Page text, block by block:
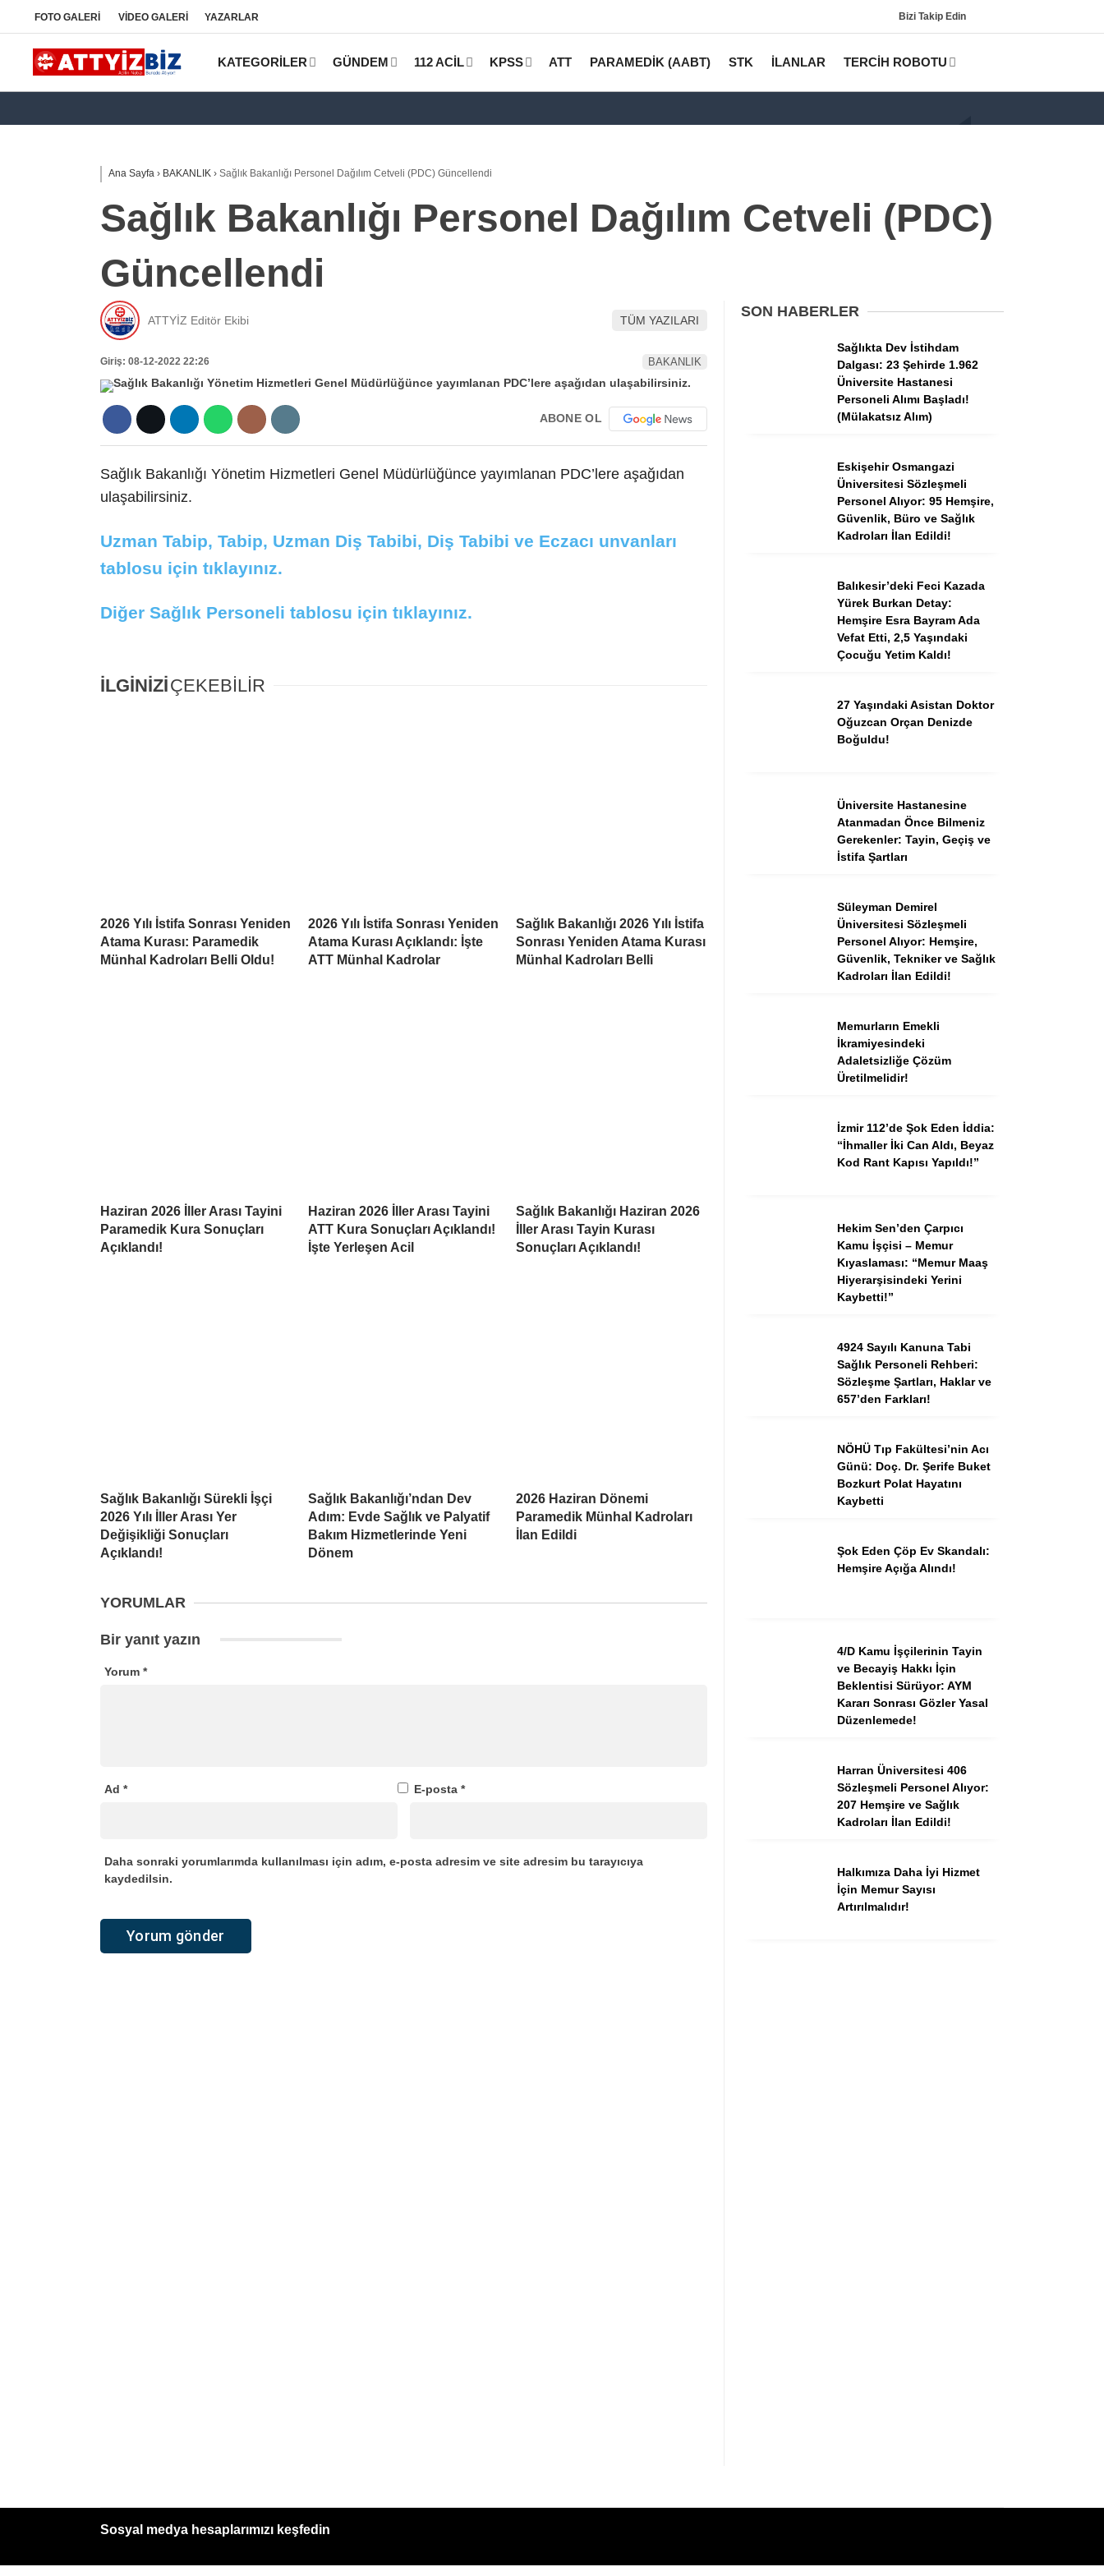
Tercih Robotu (Ön Lisans)
Tercih Robotu (Lise)
Youtube
FOTO GALERİ VİDEO GALERİ YAZARLAR Bizi Takip Edin
KATEGORİLER GÜNDEM 112 ACİL KPSS ATT PARAMEDİK (AABT) STK İLANLAR TERCİH ROBOTU
Ana Sayfa › BAKANLIK › Sağlık Bakanlığı Personel Dağılım Cetveli (PDC) Güncellendi
Sağlık Bakanlığı Personel Dağılım Cetveli (PDC)
Güncellendi
ATTYİZ Editör Ekibi TÜM YAZILARI
Giriş: 08-12-2022 22:26 BAKANLIK
ABONE OL
Sağlık Bakanlığı Yönetim Hizmetleri Genel Müdürlüğünce yayımlanan PDC’lere aşağıdan
ulaşabilirsiniz.
Uzman Tabip, Tabip, Uzman Diş Tabibi, Diş Tabibi ve Eczacı unvanları
tablosu için tıklayınız.
Diğer Sağlık Personeli tablosu için tıklayınız.
İLGİNİZİÇEKEBİLİR
2026 Yılı İstifa Sonrası Yeniden
Atama Kurası: Paramedik
Münhal Kadroları Belli Oldu!
2026 Yılı İstifa Sonrası Yeniden
Atama Kurası Açıklandı: İşte
ATT Münhal Kadrolar
Sağlık Bakanlığı 2026 Yılı İstifa
Sonrası Yeniden Atama Kurası
Münhal Kadroları Belli
Haziran 2026 İller Arası Tayini
Paramedik Kura Sonuçları
Açıklandı!
Haziran 2026 İller Arası Tayini
ATT Kura Sonuçları Açıklandı!
İşte Yerleşen Acil
Sağlık Bakanlığı Haziran 2026
İller Arası Tayin Kurası
Sonuçları Açıklandı!
Sağlık Bakanlığı Sürekli İşçi
2026 Yılı İller Arası Yer
Değişikliği Sonuçları
Açıklandı!
Sağlık Bakanlığı’ndan Dev
Adım: Evde Sağlık ve Palyatif
Bakım Hizmetlerinde Yeni
Dönem
2026 Haziran Dönemi
Paramedik Münhal Kadroları
İlan Edildi
YORUMLAR
Bir yanıt yazın
Yorum *
Ad * E-posta *
Daha sonraki yorumlarımda kullanılması için adım, e-posta adresim ve site adresim bu tarayıcıya
kaydedilsin.
SON HABERLER
Sağlıkta Dev İstihdam
Dalgası: 23 Şehirde 1.962
Üniversite Hastanesi
Personeli Alımı Başladı!
(Mülakatsız Alım)
Eskişehir Osmangazi
Üniversitesi Sözleşmeli
Personel Alıyor: 95 Hemşire,
Güvenlik, Büro ve Sağlık
Kadroları İlan Edildi!
Balıkesir’deki Feci Kazada
Yürek Burkan Detay:
Hemşire Esra Bayram Ada
Vefat Etti, 2,5 Yaşındaki
Çocuğu Yetim Kaldı!
27 Yaşındaki Asistan Doktor
Oğuzcan Orçan Denizde
Boğuldu!
Üniversite Hastanesine
Atanmadan Önce Bilmeniz
Gerekenler: Tayin, Geçiş ve
İstifa Şartları
Süleyman Demirel
Üniversitesi Sözleşmeli
Personel Alıyor: Hemşire,
Güvenlik, Tekniker ve Sağlık
Kadroları İlan Edildi!
Memurların Emekli
İkramiyesindeki
Adaletsizliğe Çözüm
Üretilmelidir!
İzmir 112’de Şok Eden İddia:
“İhmaller İki Can Aldı, Beyaz
Kod Rant Kapısı Yapıldı!”
Hekim Sen’den Çarpıcı
Kamu İşçisi – Memur
Kıyaslaması: “Memur Maaş
Hiyerarşisindeki Yerini
Kaybetti!”
4924 Sayılı Kanuna Tabi
Sağlık Personeli Rehberi:
Sözleşme Şartları, Haklar ve
657’den Farkları!
NÖHÜ Tıp Fakültesi’nin Acı
Günü: Doç. Dr. Şerife Buket
Bozkurt Polat Hayatını
Kaybetti
Şok Eden Çöp Ev Skandalı:
Hemşire Açığa Alındı!
4/D Kamu İşçilerinin Tayin
ve Becayiş Hakkı İçin
Beklentisi Sürüyor: AYM
Kararı Sonrası Gözler Yasal
Düzenlemede!
Harran Üniversitesi 406
Sözleşmeli Personel Alıyor:
207 Hemşire ve Sağlık
Kadroları İlan Edildi!
Halkımıza Daha İyi Hizmet
İçin Memur Sayısı
Artırılmalıdır!
Sosyal medya hesaplarımızı keşfedin